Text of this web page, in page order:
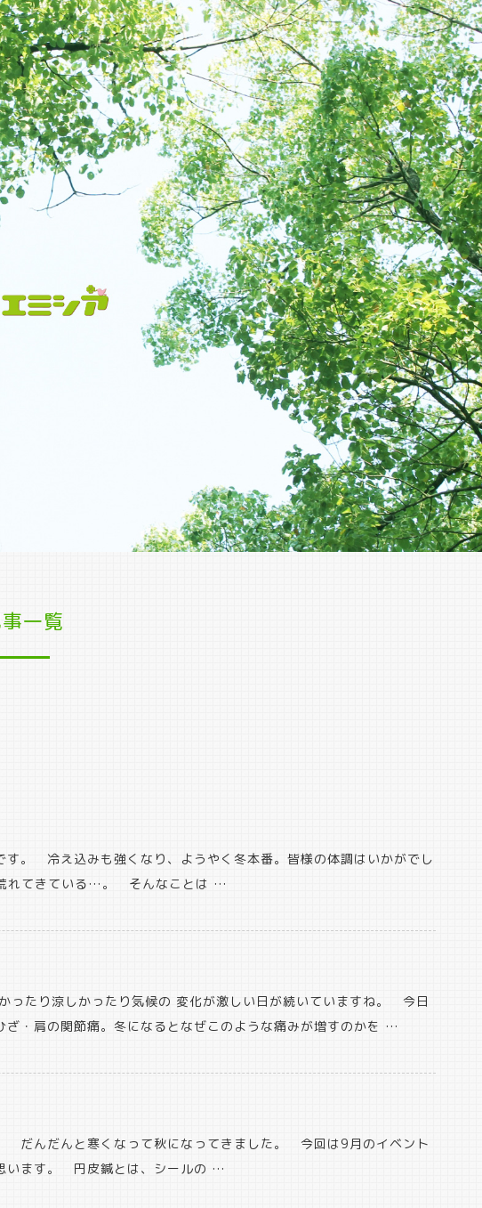
一覧
す。 冷え込みも強くなり、ようやく冬本番。皆様の体調はいかがでし
れてきている…。 そんなことは …
ったり涼しかったり気候の 変化が激しい日が続いていますね。 今日
ざ・肩の関節痛。冬になるとなぜこのような痛みが増すのかを …
だんだんと寒くなって秋になってきました。 今回は9月のイベント
います。 円皮鍼とは、シールの …